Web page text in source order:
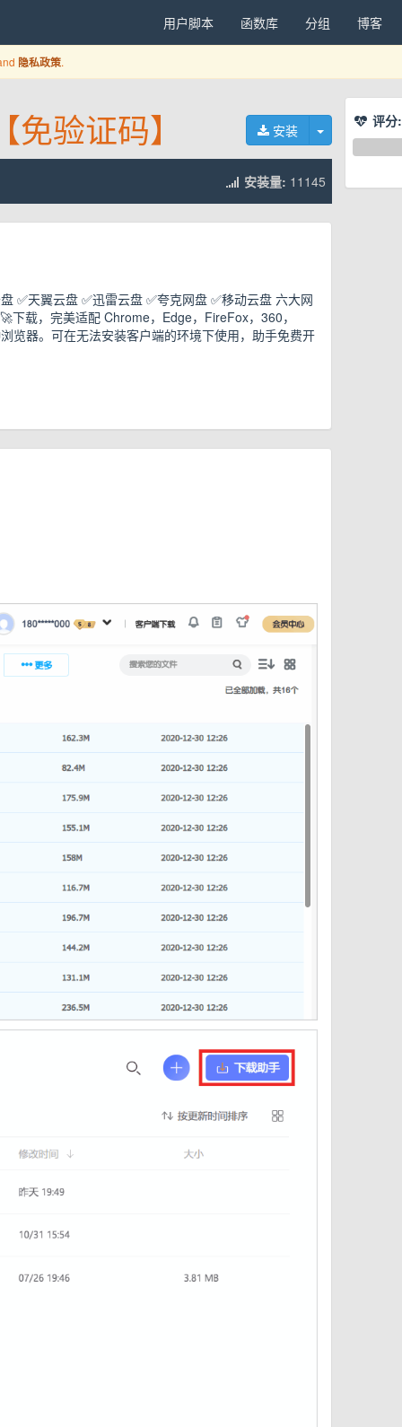
用户脚本 函数库 分组 博客
隐私政策.
安装 切换下拉菜单
免验证码】
安装量: 11145
✅天翼云盘 ✅迅雷云盘 ✅夸克网盘 ✅移动云盘 六大网
载，完美适配 Chrome，Edge，FireFox，360，
览器。可在无法安装客户端的环境下使用，助手免费开
评分: